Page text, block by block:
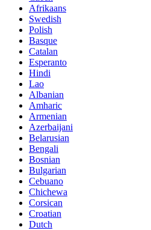
Afrikaans
Swedish
Polish
Basque
Catalan
Esperanto
Hindi
Lao
Albanian
Amharic
Armenian
Azerbaijani
Belarusian
Bengali
Bosnian
Bulgarian
Cebuano
Chichewa
Corsican
Croatian
Dutch